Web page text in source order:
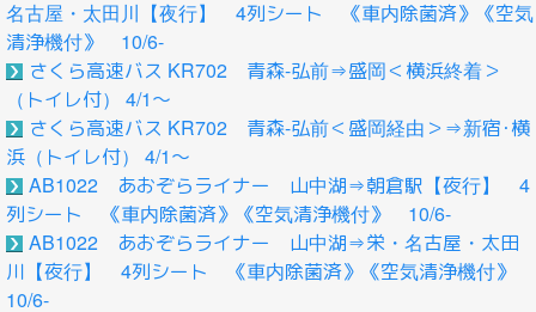
名古屋・太田川【夜行】 4列シート 《車内除菌済》《空気
清浄機付》 10/6-
さくら高速バス KR702 青森-弘前⇒盛岡＜横浜終着＞
（トイレ付） 4/1～
さくら高速バス KR702 青森-弘前＜盛岡経由＞⇒新宿･横
浜（トイレ付） 4/1～
AB1022 あおぞらライナー 山中湖⇒朝倉駅【夜行】 4
列シート 《車内除菌済》《空気清浄機付》 10/6-
AB1022 あおぞらライナー 山中湖⇒栄・名古屋・太田
川【夜行】 4列シート 《車内除菌済》《空気清浄機付》
10/6-